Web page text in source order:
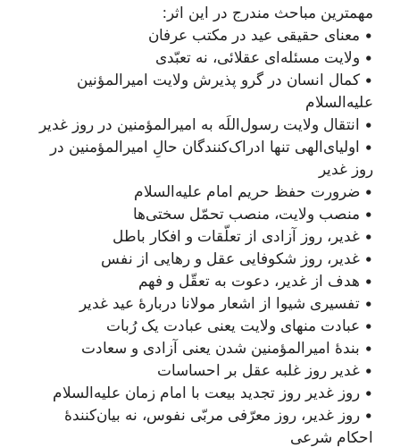
مهمترین مباحث مندرج در این اثر:
• معنای حقیقی عید در مکتب عرفان
• ولایت مسئله‌ای عقلائی، نه تعبّدی
• کمال انسان در گرو پذیرش ولایت امیرالمؤنین
علیه‌السلام
• انتقال ولایت رسول‌اللَه به امیرالمؤمنین در روز غدیر
• اولیای‌الهی تنها ادراک‌کنندگان حالِ امیرالمؤمنین در
روز غدیر
• ضرورت حفظ حریم امام علیه‌السلام
• منصب ولایت، منصب تحمّل سختی‌ها
• غدیر، روز آزادی از تعلّقات و افکار باطل
• غدیر، روز شکوفایی عقل و رهایی از نفس
• هدف از غدیر، دعوت به تعقّل و فهم
• تفسیری شیوا از اشعار مولانا دربارۀ عید غدیر
• عبادت منهای ولایت یعنی عبادت یک رُبات
• بندۀ امیرالمؤمنین شدن یعنی آزادی و سعادت
• غدیر روز غلبه عقل بر احساسات
• روز غدیر روز تجدید بیعت با امام زمان علیه‌السلام
• روز غدیر، روز معرّفی مربّی نفوس، نه بیان‌کنندۀ
احکام شرعی